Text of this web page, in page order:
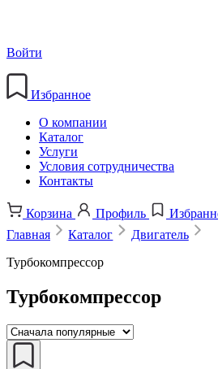
Войти
Избранное
О компании
Каталог
Услуги
Условия сотрудничества
Контакты
Корзина Профиль
Главная
Каталог
Двигатель
Турбокомпрессор
Турбокомпрессор